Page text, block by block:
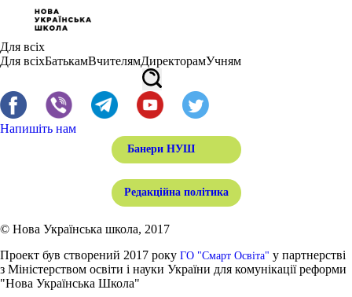
Для всіх
Для всіхБатькамВчителямДиректорамУчням
Напишіть нам
Банери НУШ
Редакційна політика
© Нова Українська школа, 2017
Проект був створений 2017 року ГО "Смарт Освіта" у партнерстві
з Міністерством освіти і науки України для комунікації реформи
"Нова Українська Школа"